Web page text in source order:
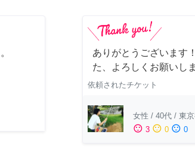
ありがとうございます
た、よろしくお願いし
依頼されたチケット
女性 / 40代 / 東
sentiment_satisfied 3 sentiment_neutral 0 sentiment_dissatisfied 0